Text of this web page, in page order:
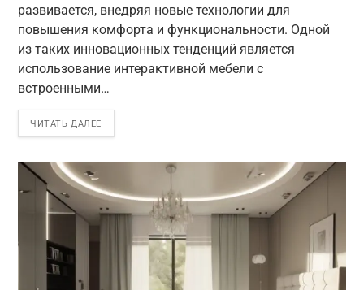
развивается, внедряя новые технологии для
повышения комфорта и функциональности. Одной
из таких инновационных тенденций является
использование интерактивной мебели с
встроенными…
ЧИТАТЬ ДАЛЕЕ